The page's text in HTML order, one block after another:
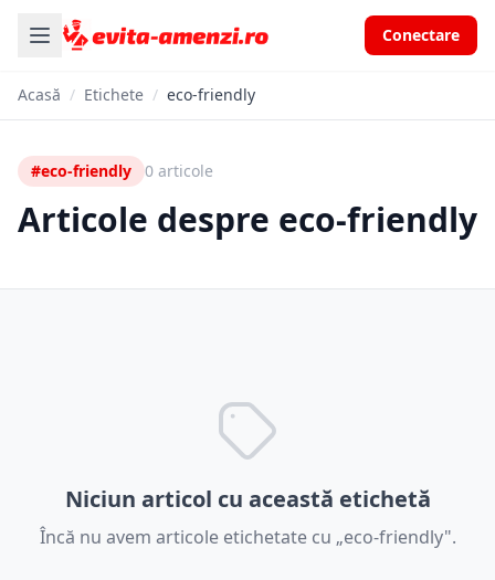
Conectare
Acasă / Etichete / eco-friendly
#eco-friendly 0 articole
Articole despre eco-friendly
Niciun articol cu această etichetă
Încă nu avem articole etichetate cu „eco-friendly".